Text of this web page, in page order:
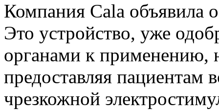
Компания Cala объявила
Это устройство, уже
органами к применению,
предоставляя пациентам
чрезкожной